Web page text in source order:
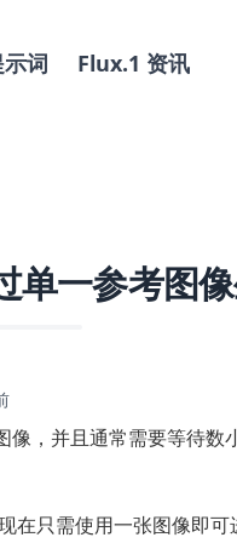
词 Flux.1 资讯
一参考图像
，并且通常需要等待数
在只需使用一张图像即